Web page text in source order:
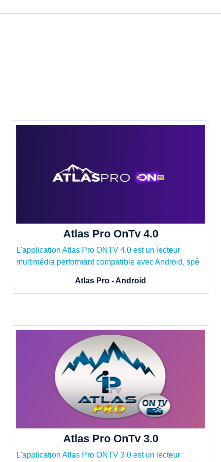
Atlas Pro OnTv 4.0
L'application Atlas Pro ONTV 4.0 est un lecteur
multimédia performant compatible avec Android, spé
Atlas Pro - Android
Atlas Pro OnTv 3.0
L'application Atlas Pro ONTV 3.0 est un lecteur